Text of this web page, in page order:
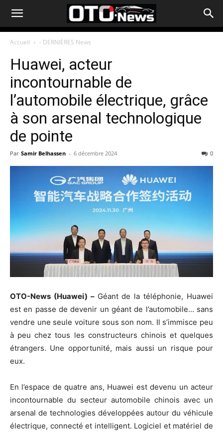
Accueil - DERNIÈRES News
Huawei, acteur
incontournable de
l’automobile électrique, grâce
à son arsenal technologique
de pointe
Par Samir Belhassen - 6 décembre 2024 0
OTO-News (Huawei) – Géant de la téléphonie, Huawei
est en passe de devenir un géant de l’automobile… sans
vendre une seule voiture sous son nom. Il s’immisce peu
à peu chez tous les constructeurs chinois et quelques
étrangers. Une opportunité, mais aussi un risque pour
eux.
En l’espace de quatre ans, Huawei est devenu un acteur
incontournable du secteur automobile chinois avec un
arsenal de technologies développées autour du véhicule
électrique, connecté et intelligent. Logiciel et matériel de